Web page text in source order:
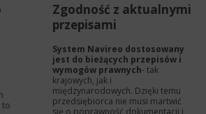
to
Zgodność z aktualnymi
przepisami
System Navireo dostosowany
jest do bieżących przepisów i
wymogów prawnych- tak
krajowych, jak i
międzynarodowych. Dzięki temu
przedsiębiorca nie musi martwić
się o poprawność dokumentacji i